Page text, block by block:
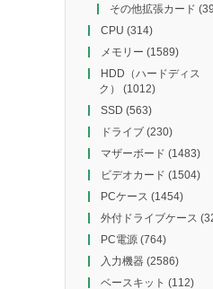
その他拡張カード
CPU (314)
メモリー (1589)
HDD（ハードディス
ク）
(1012)
SSD (563)
ドライブ(230)
マザーボード (1483)
ビデオカード (1504)
PCケース (1454)
外付ドライブケース
PC電源(764)
入力機器(2586)
ベースキット (112)